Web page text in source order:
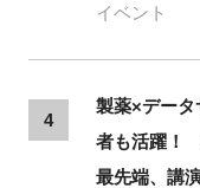
イベント
4
製薬×デー
者も活躍！
最先端、講